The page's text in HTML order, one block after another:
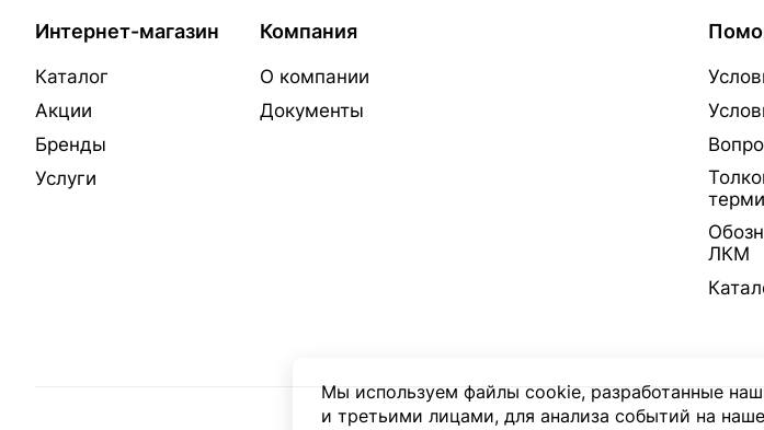
Интернет-магазин
Каталог
Акции
Бренды
Услуги
Компания
О компании
Документы
ЛКМ
Мы используем файлы cookie, разработанные
и третьими лицами, для анализа событий на